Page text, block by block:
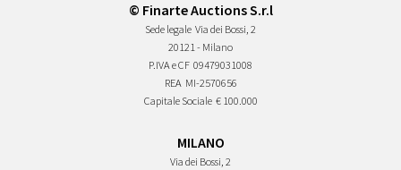
© Finarte Auctions S.r.l
Sede legale Via dei Bossi, 2
20121 - Milano
P.IVA e CF 09479031008
REA MI-2570656
Capitale Sociale € 100.000
MILANO
Via dei Bossi, 2